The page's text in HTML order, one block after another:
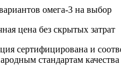
омега-3 на выбор
цена без скрытых затрат
сертифицирована и
стандартам качества